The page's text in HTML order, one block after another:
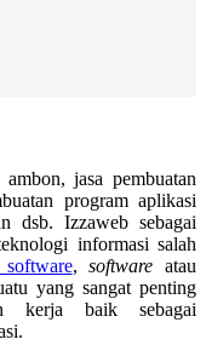
jasa pembuatan
program aplikasi
dsb. Izzaweb sebagai
informasi salah
,softwareatau
yang sangat penting
kerja baik sebagai